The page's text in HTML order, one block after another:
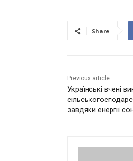
Share
Previous article
Українські вчені
завдяки енергії